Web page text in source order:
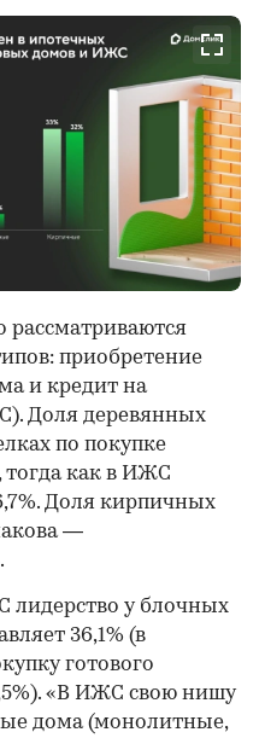
рассматриваются
приобретение
и кредит на
Доля деревянных
по покупке
тогда как в ИЖС
Доля кирпичных
—
лидерство у блочных
36,1% (в
готового
«В ИЖС свою нишу
дома (монолитные,